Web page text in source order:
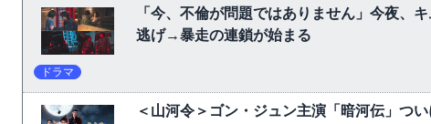
「今、不倫が問題ではありません」今夜、
逃げ→暴走の連鎖が始まる
ドラマ
＜山河令＞ゴン・ジュン主演「暗河伝」つ